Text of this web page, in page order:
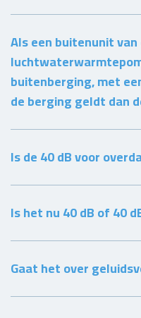
Als een buitenunit van
buitenberging, met
de berging geldt dan
Is de 40 dB voor
Is het nu 40 dB of 40
Gaat het over